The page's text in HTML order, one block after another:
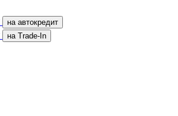
на автокредит
на Trade-In